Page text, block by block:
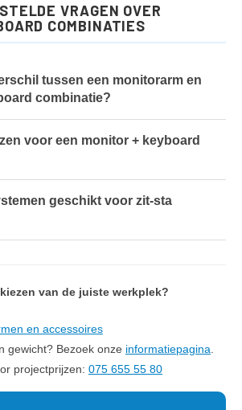
VRAGEN OVER
COMBINATIES
tussen een monitorarm en
combinatie?
voor een monitor + keyboard
geschikt voor zit-sta
van de juiste werkplek?
en accessoires
gewicht? Bezoek onze informatiepagina
projectprijzen: 075 655 55 80